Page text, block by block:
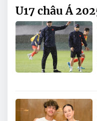
U17 châu Á